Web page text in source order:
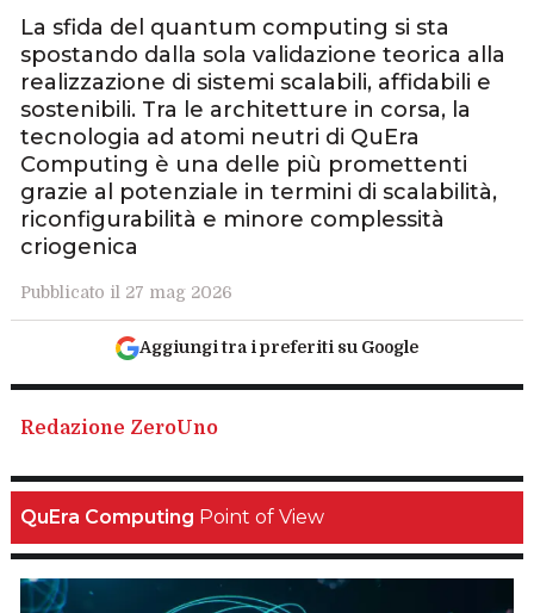
La sfida del quantum computing si sta
spostando dalla sola validazione teorica alla
realizzazione di sistemi scalabili, affidabili e
sostenibili. Tra le architetture in corsa, la
tecnologia ad atomi neutri di QuEra
Computing è una delle più promettenti
grazie al potenziale in termini di scalabilità,
riconfigurabilità e minore complessità
criogenica
Pubblicato il 27 mag 2026
Aggiungi tra i preferiti su Google
Redazione ZeroUno
QuEra Computing Point of View